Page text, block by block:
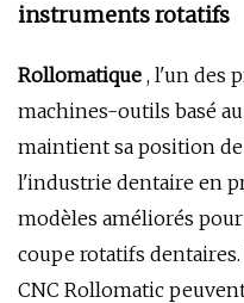
instruments rotatifs
Rollomatique , l'un des
machines-outils basé
maintient sa position
l'industrie dentaire en
modèles améliorés
coupe rotatifs
CNC Rollomatic